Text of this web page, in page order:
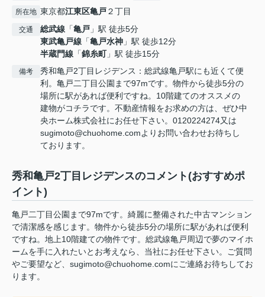
所在地 東京都江東区亀戸２丁目
交通 総武線 「亀戸 」駅 徒歩5分
東武亀戸線 「亀戸水神 」駅 徒歩12分
半蔵門線 「錦糸町」駅 徒歩15分
備考
秀和亀戸2丁目レジデンス：総武線亀戸駅にも近くて便
利。亀戸二丁目公園まで97mです。物件から徒歩5分の
場所に駅があれば便利ですね。10階建てのオススメの
建物がコチラです。不動産情報をお求めの方は、ぜひ中
央ホーム株式会社にお任せ下さい。0120224274又は
sugimoto@chuohome.comよりお問い合わせお待ちし
ております。
秀和亀戸2丁目レジデンスのコメント(おすすめポ
イント)
亀戸二丁目公園まで97mです。綺麗に整備された中古マンション
で清潔感を感じます。物件から徒歩5分の場所に駅があれば便利
ですね。地上10階建ての物件です。総武線亀戸周辺で夢のマイホ
ームを手に入れたいとお考えなら、当社にお任せ下さい。ご質問
やご要望など、sugimoto@chuohome.comにご連絡お待ちしてお
ります。